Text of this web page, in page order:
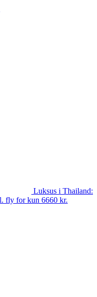
Luksus i Thailand:
fly for kun 6660 kr.